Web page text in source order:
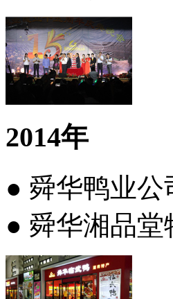
2014年
● 舜华鸭业
● 舜华湘品